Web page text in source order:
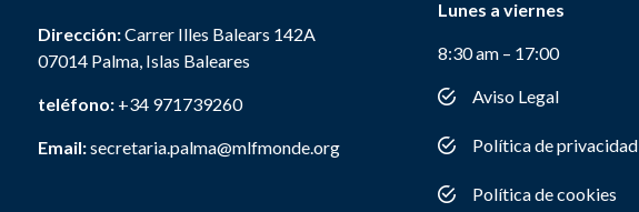
Dirección:Carrer Illes Balears 142A
07014 Palma, Islas Baleares
teléfono: +34 971739260
Email:secretaria.palma@mlfmonde.org
Lunes a viernes
8:30 am – 17:00
Aviso Legal
Política de privacidad
Política de cookies